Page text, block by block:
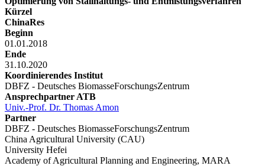
Kürzel
ChinaRes
Beginn
01.01.2018
Ende
31.10.2020
Koordinierendes Institut
DBFZ - Deutsches BiomasseForschungsZentrum
Ansprechpartner ATB
Univ.-Prof. Dr. Thomas Amon
Partner
DBFZ - Deutsches BiomasseForschungsZentrum
China Agricultural University (CAU)
University Hefei
Academy of Agricultural Planning and Engineering, MARA